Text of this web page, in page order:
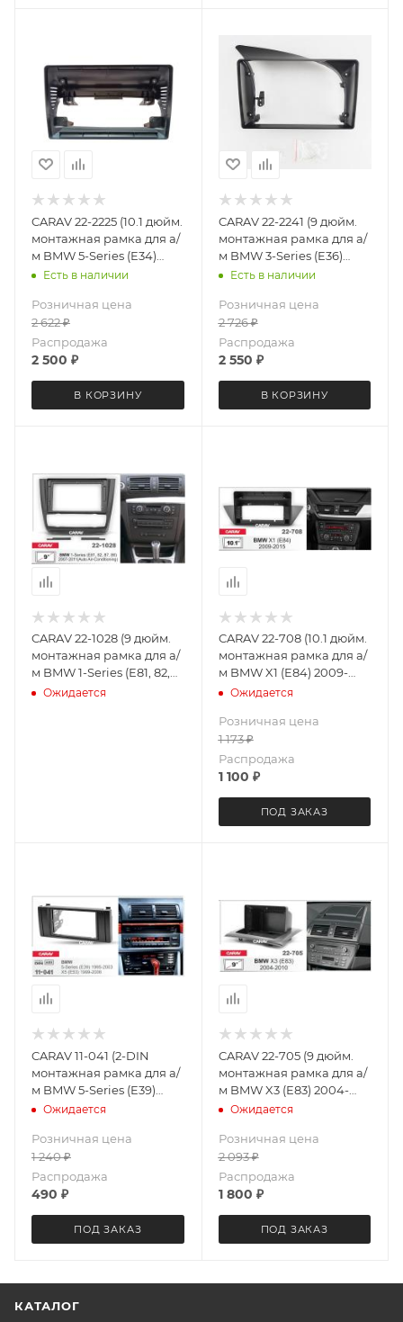
CARAV 22-2225 (10.1 дюйм.
монтажная рамка для а/
м BMW 5-Series (E34)
1987-1996
Есть в наличии
Розничная цена
2 622₽
Распродажа
2 500 ₽
В КОРЗИНУ
CARAV 22-2241 (9 дюйм.
монтажная рамка для а/
м BMW 3-Series (E36)
1990-2000 (левый руль)
Есть в наличии
Розничная цена
2 726₽
Распродажа
2 550 ₽
В КОРЗИНУ
CARAV 22-1028 (9 дюйм.
монтажная рамка для а/
м BMW 1-Series (E81, 82,
87, 88) 2007-2011 (климат)
Ожидается
CARAV 22-708 (10.1 дюйм.
монтажная рамка для а/
м BMW X1 (E84) 2009-
2015Ожидается
Розничная цена
1 173₽
Распродажа
1 100 ₽
ПОД ЗАКАЗ
CARAV 11-041 (2-DIN
монтажная рамка для а/
м BMW 5-Series (E39)
1995-2003; X5 (E53) 1999-
Ожидается
Розничная цена
1 240₽
Распродажа
490 ₽
ПОД ЗАКАЗ
CARAV 22-705 (9 дюйм.
монтажная рамка для а/
м BMW X3 (E83) 2004-
2010Ожидается
Розничная цена
2 093₽
Распродажа
1 800 ₽
ПОД ЗАКАЗ
КАТАЛОГ